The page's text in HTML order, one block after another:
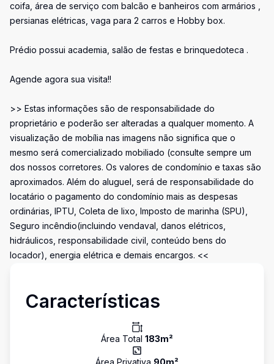
coifa, área de serviço com balcão e banheiros com armários ,
persianas elétricas, vaga para 2 carros e Hobby box.
Prédio possui academia, salão de festas e brinquedoteca .
Agende agora sua visita!!
>> Estas informações são de responsabilidade do
proprietário e poderão ser alteradas a qualquer momento. A
visualização de mobília nas imagens não significa que o
mesmo será comercializado mobiliado (consulte sempre um
dos nossos corretores. Os valores de condomínio e taxas são
aproximados. Além do aluguel, será de responsabilidade do
locatário o pagamento do condomínio mais as despesas
ordinárias, IPTU, Coleta de lixo, Imposto de marinha (SPU),
Seguro incêndio(incluindo vendaval, danos elétricos,
hidráulicos, responsabilidade civil, conteúdo bens do
locador), energia elétrica e demais encargos. <<
Características
Área Total 183m²
Área Privativa 90m²